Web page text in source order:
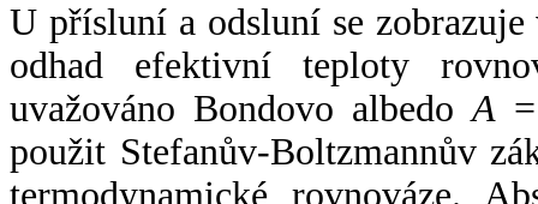
U přísluní a odsluní se
odhad efektivní teploty
uvažováno Bondovo albedoA
použit Stefanův-Boltzmannův
termodynamické rovnováze.